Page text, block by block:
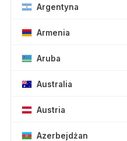
Argentyna
Armenia
Aruba
Australia
Austria
Azerbejdżan